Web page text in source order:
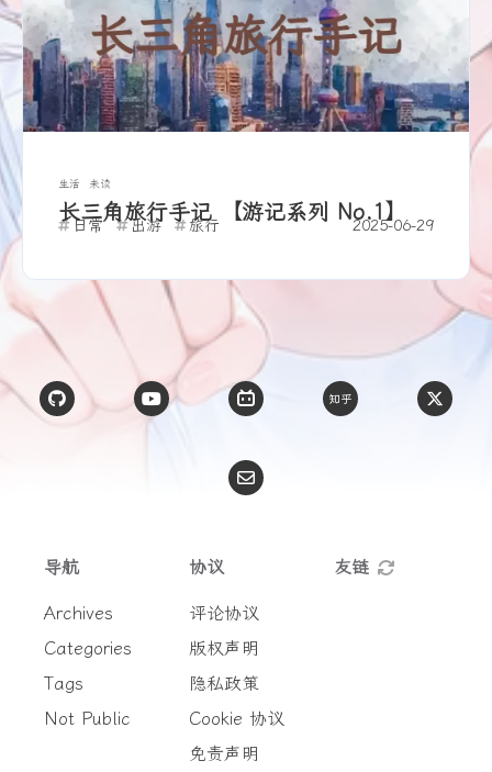
生活 未读
长三角旅行手记 【游记系列 No.1】
日常 出游 旅行 2025-06-29
导航
Archives
Categories
Tags
Not Public
协议
评论协议
版权声明
隐私政策
Cookie 协议
免责声明
友链